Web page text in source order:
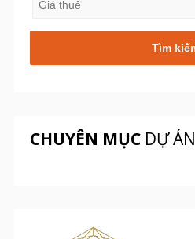
CHUYÊN MỤCDỰ ÁN